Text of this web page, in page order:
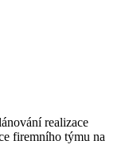
realizace
firemního týmu na